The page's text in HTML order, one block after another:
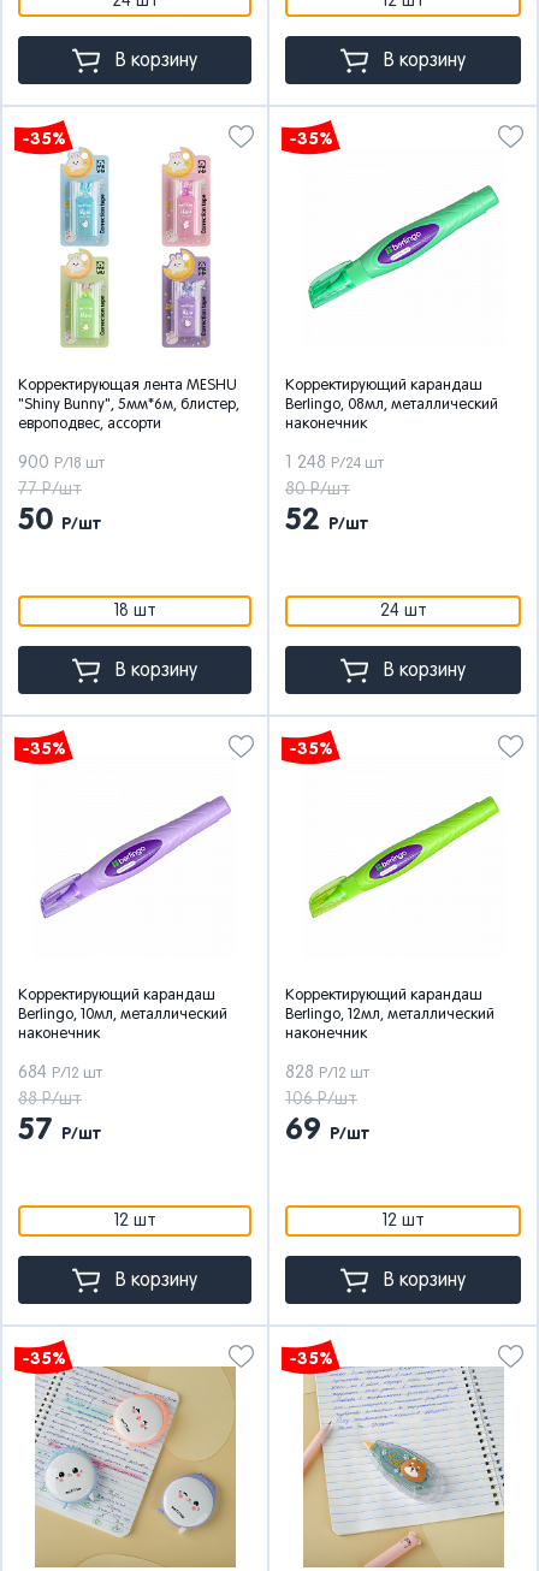
В корзину В корзину
-35%
Корректирующая лента MESHU
"Shiny Bunny", 5мм*6м, блистер,
европодвес, ассорти
900 Р/18 шт
77 Р/шт
50 Р/шт
18 шт
В корзину
-35%
Корректирующий карандаш
Berlingo, 08мл, металлический
наконечник
1 248 Р/24 шт
80 Р/шт
52 Р/шт
24 шт
В корзину
-35%
Корректирующий карандаш
Berlingo, 10мл, металлический
наконечник
684 Р/12 шт
88 Р/шт
57 Р/шт
12 шт
В корзину
-35%
Корректирующий карандаш
Berlingo, 12мл, металлический
наконечник
828 Р/12 шт
106 Р/шт
69 Р/шт
12 шт
В корзину
-35% -35%